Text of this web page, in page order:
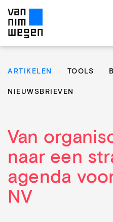
ARTIKELEN TOOLS
NIEUWSBRIEVEN
Van
naar een
agenda
NV